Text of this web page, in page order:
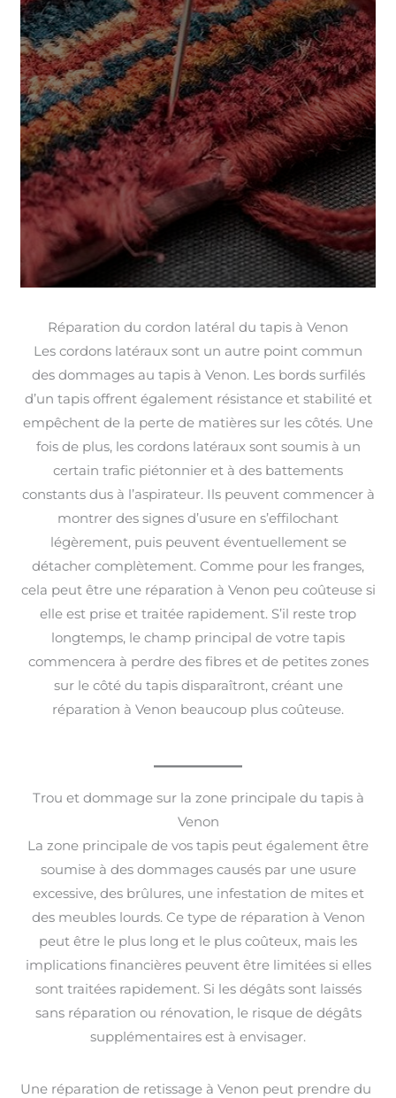
Réparation du cordon latéral du tapis à Venon
Les cordons latéraux sont un autre point commun
des dommages au tapis à Venon. Les bords surfilés
d’un tapis offrent également résistance et stabilité et
empêchent de la perte de matières sur les côtés. Une
fois de plus, les cordons latéraux sont soumis à un
certain trafic piétonnier et à des battements
constants dus à l’aspirateur. Ils peuvent commencer à
montrer des signes d’usure en s’effilochant
légèrement, puis peuvent éventuellement se
détacher complètement. Comme pour les franges,
cela peut être une réparation à Venon peu coûteuse si
elle est prise et traitée rapidement. S’il reste trop
longtemps, le champ principal de votre tapis
commencera à perdre des fibres et de petites zones
sur le côté du tapis disparaîtront, créant une
réparation à Venon beaucoup plus coûteuse.
Trou et dommage sur la zone principale du tapis à
Venon
La zone principale de vos tapis peut également être
soumise à des dommages causés par une usure
excessive, des brûlures, une infestation de mites et
des meubles lourds. Ce type de réparation à Venon
peut être le plus long et le plus coûteux, mais les
implications financières peuvent être limitées si elles
sont traitées rapidement. Si les dégâts sont laissés
sans réparation ou rénovation, le risque de dégâts
supplémentaires est à envisager.
Une réparation de retissage à Venon peut prendre du